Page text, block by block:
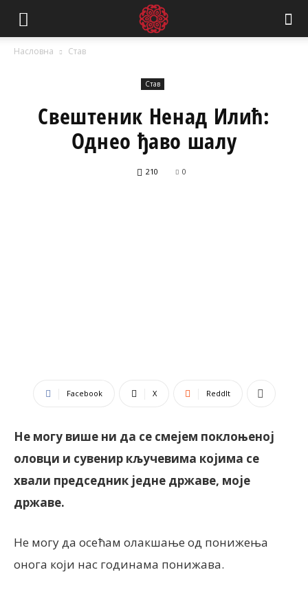
Насловна Став
Став
Свештеник Ненад Илић:
Однео ђаво шалу
210 0
Facebook X ReddIt
Не могу више ни да се смејем поклоњеној
оловци и сувенир кључевима којима се
хвали председник једне државе, моје
државе.
Не могу да осећам олакшање од понижења
онога који нас годинама понижава.